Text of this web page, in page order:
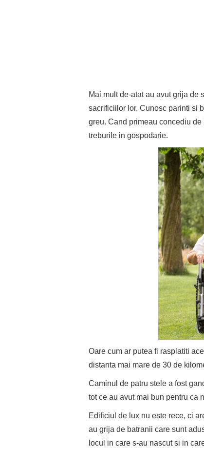
Mai mult de-atat au avut grija de
sacrificiilor lor. Cunosc parinti si
greu. Cand primeau concediu
treburile in gospodarie.
Oare cum ar putea fi rasplatiti
distanta mai mare de 30 de
Caminul de patru stele a fost
tot ce au avut mai bun pentru ca
Edificiul de lux nu este rece, ci
au grija de batranii care sunt
locul in care s-au nascut si in